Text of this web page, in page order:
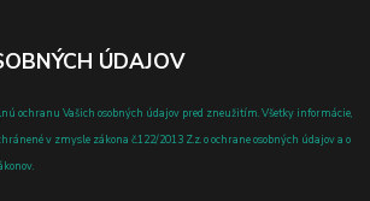
ÚDAJOV
ochranu Vašich osobných údajov pred zneužitím. Všetky informácie,
v zmysle zákona č.122/2013 Z.z. o ochrane osobných údajov a o